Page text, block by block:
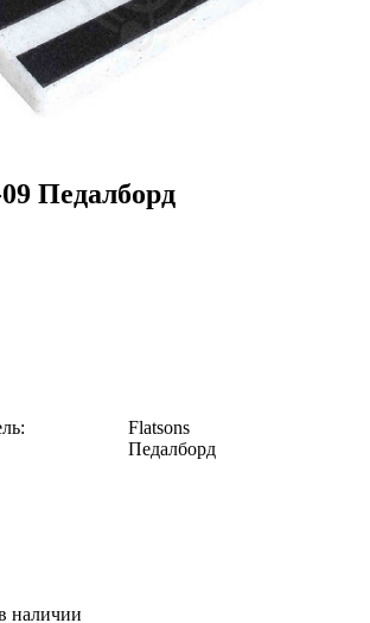
Педалборд
Flatsons
Педалборд
наличии